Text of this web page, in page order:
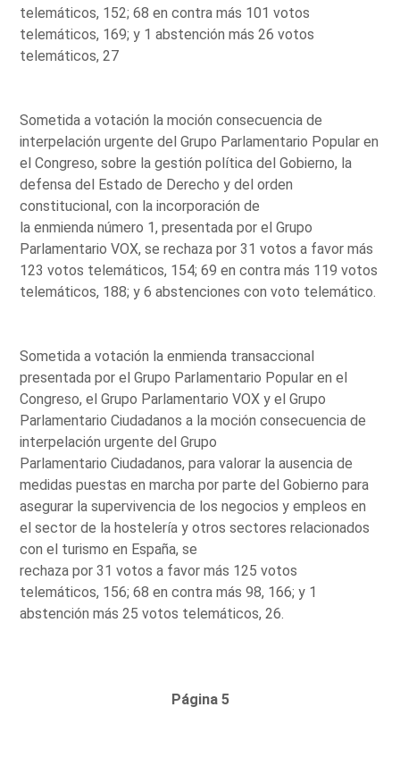
telemáticos, 152; 68 en contra más 101 votos
telemáticos, 169; y 1 abstención más 26 votos
telemáticos, 27
Sometida a votación la moción consecuencia de
interpelación urgente del Grupo Parlamentario Popular en
el Congreso, sobre la gestión política del Gobierno, la
defensa del Estado de Derecho y del orden
constitucional, con la incorporación de
la enmienda número 1, presentada por el Grupo
Parlamentario VOX, se rechaza por 31 votos a favor más
123 votos telemáticos, 154; 69 en contra más 119 votos
telemáticos, 188; y 6 abstenciones con voto telemático.
Sometida a votación la enmienda transaccional
presentada por el Grupo Parlamentario Popular en el
Congreso, el Grupo Parlamentario VOX y el Grupo
Parlamentario Ciudadanos a la moción consecuencia de
interpelación urgente del Grupo
Parlamentario Ciudadanos, para valorar la ausencia de
medidas puestas en marcha por parte del Gobierno para
asegurar la supervivencia de los negocios y empleos en
el sector de la hostelería y otros sectores relacionados
con el turismo en España, se
rechaza por 31 votos a favor más 125 votos
telemáticos, 156; 68 en contra más 98, 166; y 1
abstención más 25 votos telemáticos, 26.
Página 5